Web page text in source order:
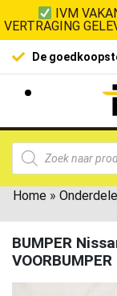
IVM
VERTRAGING
op de markt
Home »
BUMPER